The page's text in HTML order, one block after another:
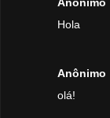
Anônimo
Hola
Anônimo
olá!